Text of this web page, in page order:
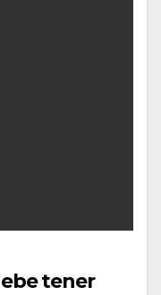
tener